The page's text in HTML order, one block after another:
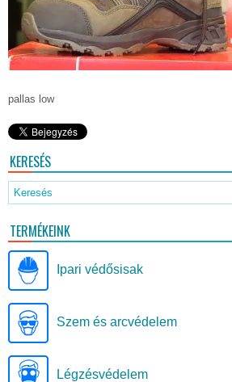
pallas low
KERESÉS
TERMÉKEINK
Ipari védősisak
Szem és arcvédelem
Légzésvédelem